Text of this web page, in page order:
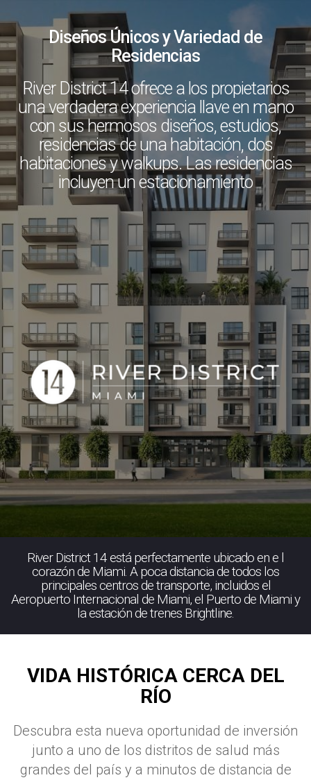
Diseños Únicos y Variedad de
Residencias
River District 14 ofrece a los propietarios
una verdadera experiencia llave en mano
con sus hermosos diseños, estudios,
residencias de una habitación, dos
habitaciones y walkups. Las residencias
incluyen un estacionamiento
River District 14 está perfectamente ubicado en e l
corazón de Miami. A poca distancia de todos los
principales centros de transporte, incluidos el
Aeropuerto Internacional de Miami, el Puerto de Miami y
la estación de trenes Brightline.
VIDA HISTÓRICA CERCA DEL
RÍO
Descubra esta nueva oportunidad de inversión
junto a uno de los distritos de salud más
grandes del país y a minutos de distancia de